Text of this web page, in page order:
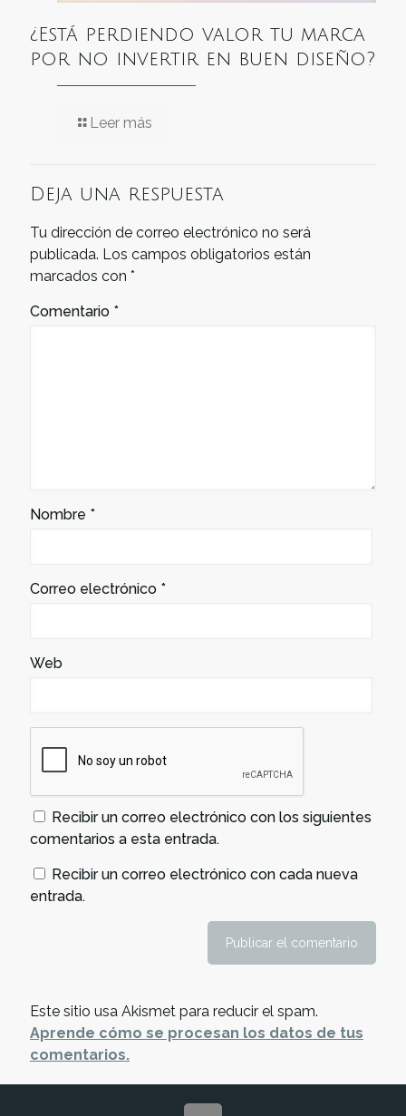
¿Está perdiendo valor tu marca
por no invertir en buen diseño?
Leer más
Deja una respuesta
Tu dirección de correo electrónico no será
publicada. Los campos obligatorios están
marcados con *
Comentario *
Nombre *
Correo electrónico *
Web
Recibir un correo electrónico con los siguientes
comentarios a esta entrada.
Recibir un correo electrónico con cada nueva
entrada.
Este sitio usa Akismet para reducir el spam.
Aprende cómo se procesan los datos de tus
comentarios.